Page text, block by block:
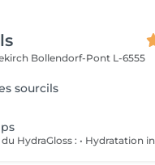
Bollendorf-Pont L-6555
sourcils